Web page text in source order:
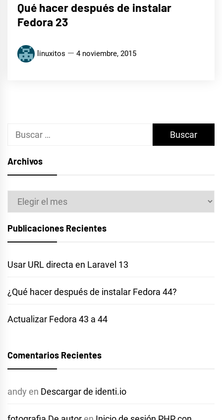
Qué hacer después de instalar
Fedora 23
linuxitos 4 noviembre, 2015
Buscar:
Archivos
Archivos
Publicaciones Recientes
Usar URL directa en Laravel 13
¿Qué hacer después de instalar Fedora 44?
Actualizar Fedora 43 a 44
Comentarios Recientes
andy en Descargar de identi.io